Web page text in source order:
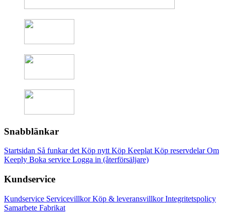
Snabblänkar
Startsidan Så funkar detKöp nyttKöp KeeplatKöp reservdelarOm
Keeply Boka service Logga in (återförsäljare)
Kundservice
Kundservice ServicevillkorKöp & leveransvillkorIntegritetspolicy
Samarbete Fabrikat